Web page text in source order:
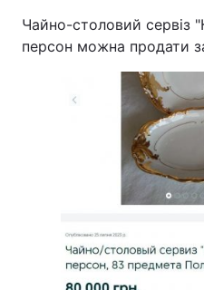
Чайно-столовий сервіз
персон можна продати